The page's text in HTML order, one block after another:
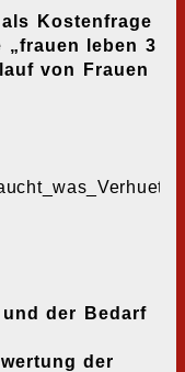
Kostenfrage
„frauen leben 3
von Frauen
der Bedarf
der